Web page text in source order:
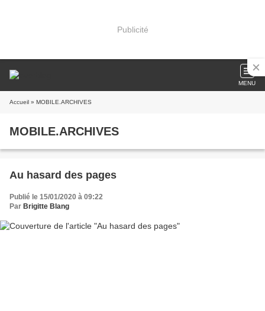
Publicité
MENU
Accueil » MOBILE.ARCHIVES
MOBILE.ARCHIVES
Au hasard des pages
Publié le 15/01/2020 à 09:22
Par Brigitte Blang